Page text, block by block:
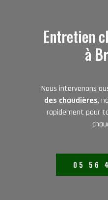
Entretien
à
Nous intervenons
des chaudières,
rapidement pour
05 56